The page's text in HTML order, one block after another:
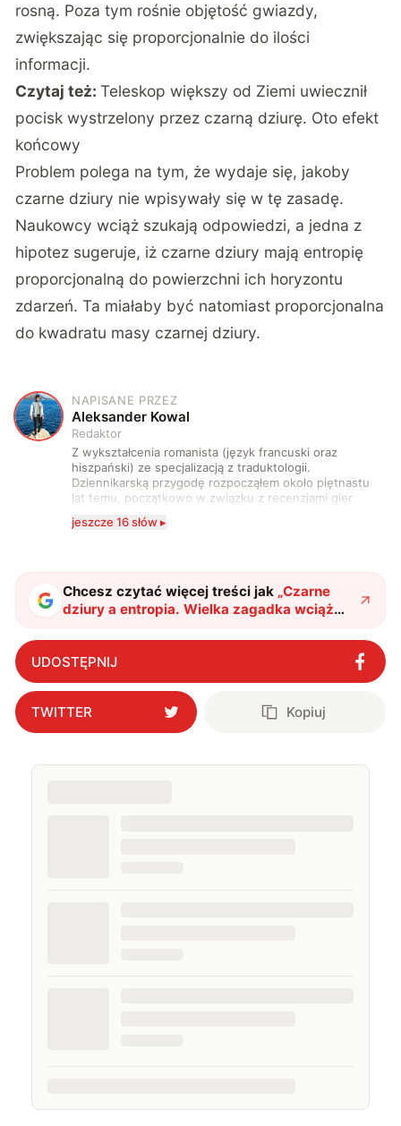
rosną. Poza tym rośnie objętość gwiazdy,
zwiększając się proporcjonalnie do ilości
informacji.
Czytaj też:Teleskop większy od Ziemi uwiecznił
pocisk wystrzelony przez czarną dziurę. Oto efekt
końcowy
Problem polega na tym, że wydaje się, jakoby
czarne dziury nie wpisywały się w tę zasadę.
Naukowcy wciąż szukają odpowiedzi, a jedna z
hipotez sugeruje, iż czarne dziury mają entropię
proporcjonalną do powierzchni ich horyzontu
zdarzeń. Ta miałaby być natomiast proporcjonalna
do kwadratu masy czarnej dziury.
A
NAPISANE PRZEZ
Aleksander Kowal
Redaktor
Z wykształcenia romanista (język francuski oraz
hiszpański) ze specjalizacją z traduktologii.
Dziennikarską przygodę rozpocząłem około piętnastu
lat temu, początkowo w związku z recenzjami gier
komputerowych i filmów. Obecnie publikuję
zdecydowanie częściej na tematy związane z nauką
także uprawiać oraz oglądać sport.
jeszcze 16 słów ▸
Chcesz czytać więcej treści jak „Czarne
dziury a entropia. Wielka zagadka wciąż
zastanawia naukowców"?
UDOSTĘPNIJ
TWITTER Kopiuj